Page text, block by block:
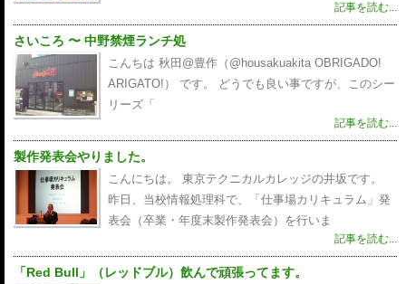
記事を読む...
さいころ 〜 中野禁煙ランチ処
こんちは 秋田@豊作（@housakuakita‎ OBRIGADO!
ARIGATO!） です。 どうでも良い事ですが、このシー
リーズ「
記事を読む...
製作発表会やりました。
こんにちは。 東京テクニカルカレッジの井坂です。
昨日、当校情報処理科で、「仕事場カリキュラム」発
表会（卒業・年度末製作発表会）を行いま
記事を読む...
「Red Bull」（レッドブル）飲んで頑張ってます。